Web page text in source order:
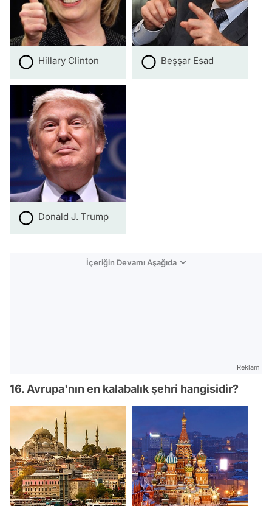
Hillary Clinton Beşşar Esad
Donald J. Trump
İçeriğin Devamı Aşağıda
Reklam
16. Avrupa'nın en kalabalık şehri hangisidir?